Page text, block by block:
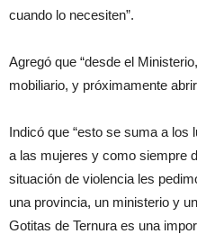
cuando lo necesiten”.
Agregó que “desde el
mobiliario, y próximamente
Indicó que “esto se suma a los
a las mujeres y como siempre
situación de violencia les
una provincia, un ministerio y
Gotitas de Ternura es una